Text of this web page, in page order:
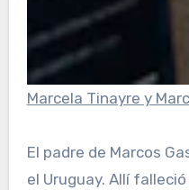
Marcela Tinayre y
El padre de Marcos
el Uruguay. Allí